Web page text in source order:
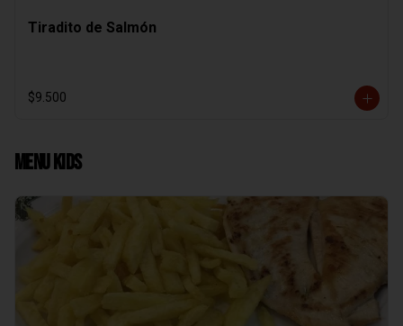
Tiradito de Salmón
$9.500
Menu Kids